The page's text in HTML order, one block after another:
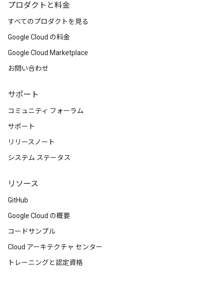
プロダクトと料金
すべてのプロダクトを見る
Google Cloud の料金
Google Cloud Marketplace
お問い合わせ
サポート
コミュニティ フォーラム
サポート
リリースノート
システム ステータス
リソース
GitHub
Google Cloud の概要
コードサンプル
Cloud アーキテクチャ センター
トレーニングと認定資格